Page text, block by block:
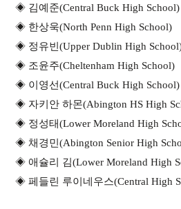
◈ 김예준(Central Buck High School)
◈ 한상욱(North Penn High School)
◈ 정유빈(Upper Dublin High
◈ 조윤주(Cheltenham High School)
◈ 이영선(Central Buck High School)
◈ 자키안 하몬(Abington HS High
◈ 정성태(Lower Moreland High
◈ 채경민(Abington Senior High
◈ 애슐리 김(Lower Moreland High
◈ 페들린 루이네우스(Central High